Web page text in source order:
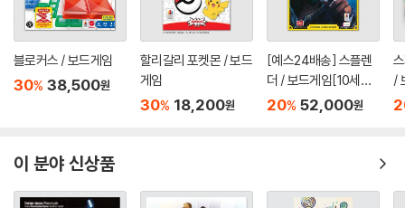
블로커스 / 보드게임
30% 38,500원
할리갈리 포켓몬 / 보드
게임
30% 18,200원
[예스24배송] 스플렌
더 / 보드게임[10세이
상,2인~4인]
20% 52,000원
/
이 분야 신상품